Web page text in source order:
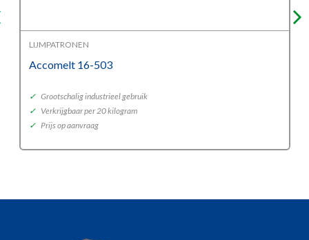
LIJMPATRONEN
Accomelt 16-503
✓ Grootschalig industrieel gebruik
✓ Verkrijgbaar per 20 kilogram
✓ Prijs op aanvraag